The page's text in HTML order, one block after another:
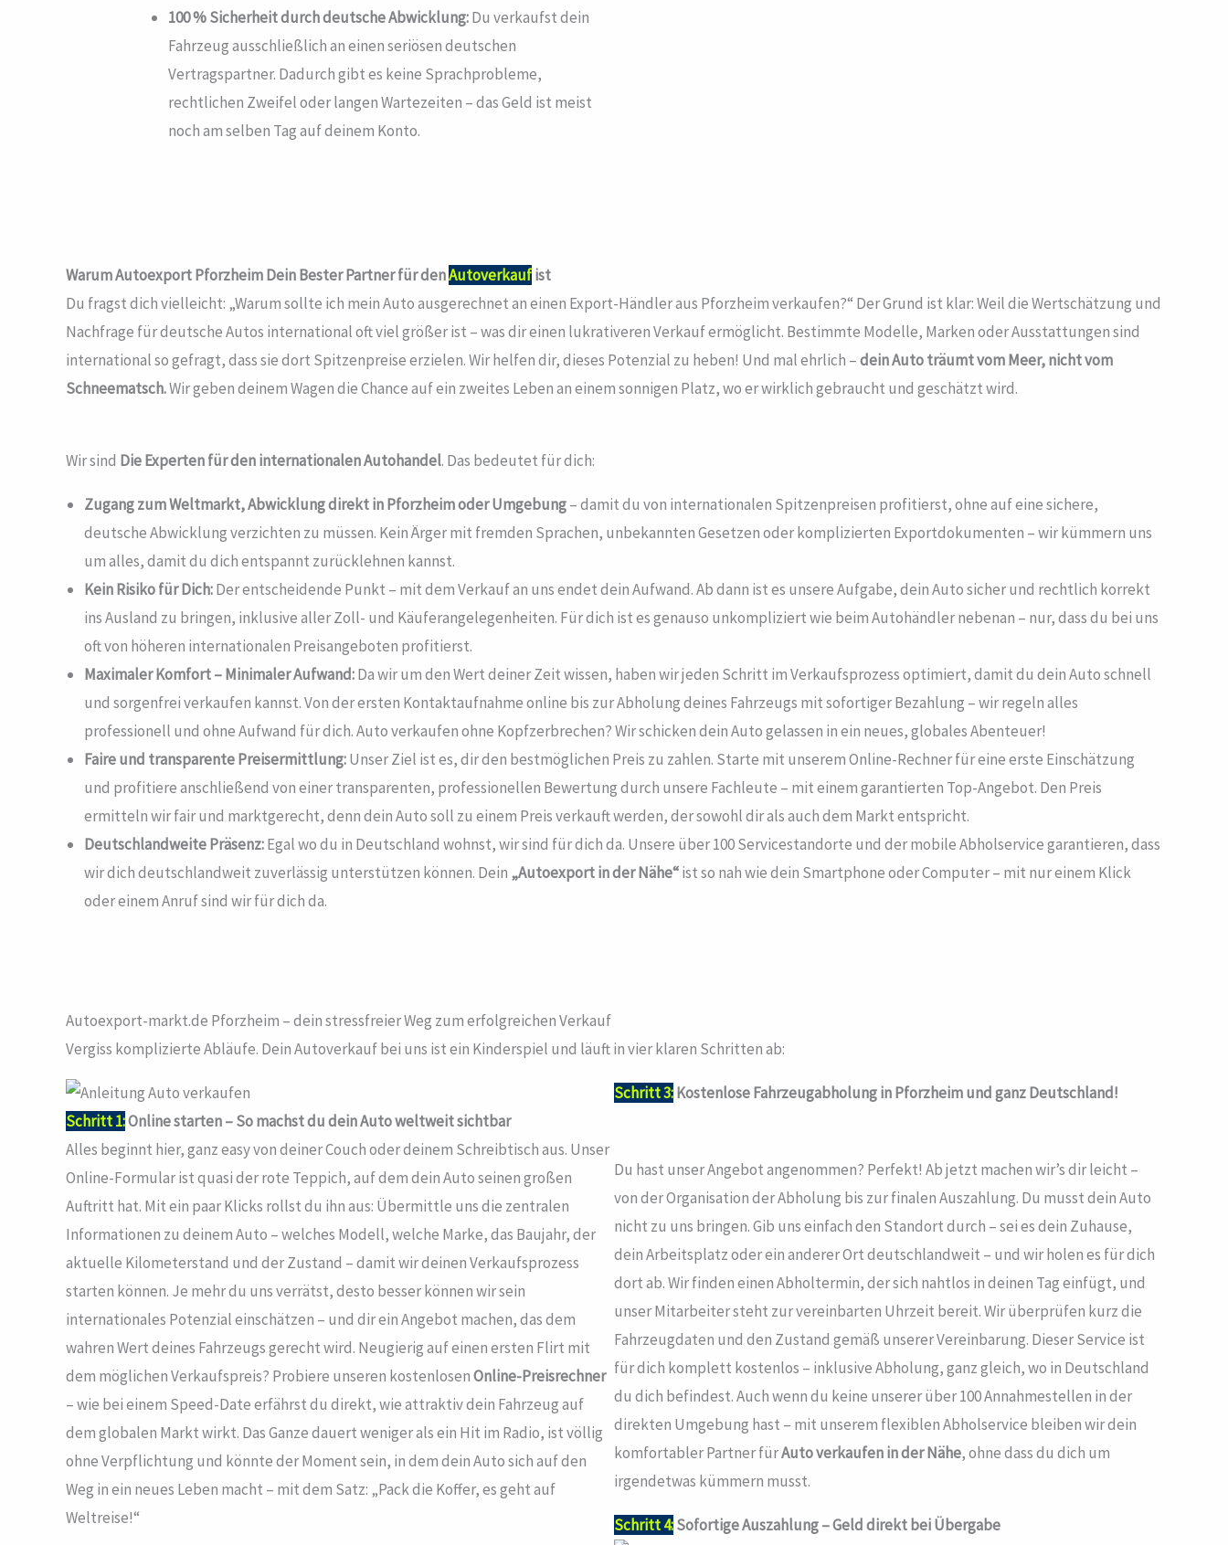
100 % Sicherheit durch deutsche Abwicklung:Du verkaufst dein
Fahrzeug ausschließlich an einen seriösen deutschen
Vertragspartner. Dadurch gibt es keine Sprachprobleme,
rechtlichen Zweifel oder langen Wartezeiten – das Geld ist meist
noch am selben Tag auf deinem Konto.
Warum Autoexport PforzheimDein Bester Partner für denAutoverkaufist
Du fragst dich vielleicht: „Warum sollte ich mein Auto ausgerechnet an einen Export-Händler aus Pforzheim verkaufen?“ Der Grund ist klar: Weil die Wertschätzung und
Nachfrage für deutsche Autos international oft viel größer ist – was dir einen lukrativeren Verkauf ermöglicht. Bestimmte Modelle, Marken oder Ausstattungen sind
international so gefragt, dass sie dort Spitzenpreise erzielen. Wir helfen dir, dieses Potenzial zu heben! Und mal ehrlich –dein Auto träumt vom Meer, nicht vom
Schneematsch.Wir geben deinem Wagen die Chance auf ein zweites Leben an einem sonnigen Platz, wo er wirklich gebraucht und geschätzt wird.
Wir sind Die Experten für den internationalen Autohandel. Das bedeutet für dich:
Zugang zum Weltmarkt, Abwicklung direkt in Pforzheimoder Umgebung– damit du von internationalen Spitzenpreisen profitierst, ohne auf eine sichere,
deutsche Abwicklung verzichten zu müssen. Kein Ärger mit fremden Sprachen, unbekannten Gesetzen oder komplizierten Exportdokumenten – wir kümmern uns
um alles, damit du dich entspannt zurücklehnen kannst.
Kein Risiko für Dich:Der entscheidende Punkt – mit dem Verkauf an uns endet dein Aufwand. Ab dann ist es unsere Aufgabe, dein Auto sicher und rechtlich korrekt
ins Ausland zu bringen, inklusive aller Zoll- und Käuferangelegenheiten. Für dich ist es genauso unkompliziert wie beim Autohändler nebenan – nur, dass du bei uns
oft von höheren internationalen Preisangeboten profitierst.
Maximaler Komfort – Minimaler Aufwand:Da wir um den Wert deiner Zeit wissen, haben wir jeden Schritt im Verkaufsprozess optimiert, damit du dein Auto schnell
und sorgenfrei verkaufen kannst. Von der ersten Kontaktaufnahme online bis zur Abholung deines Fahrzeugs mit sofortiger Bezahlung – wir regeln alles
professionell und ohne Aufwand für dich. Auto verkaufen ohne Kopfzerbrechen? Wir schicken dein Auto gelassen in ein neues, globales Abenteuer!
Faire und transparente Preisermittlung:Unser Ziel ist es, dir den bestmöglichen Preis zu zahlen. Starte mit unserem Online-Rechner für eine erste Einschätzung
und profitiere anschließend von einer transparenten, professionellen Bewertung durch unsere Fachleute – mit einem garantierten Top-Angebot. Den Preis
ermitteln wir fair und marktgerecht, denn dein Auto soll zu einem Preis verkauft werden, der sowohl dir als auch dem Markt entspricht.
Deutschlandweite Präsenz:Egal wo du in Deutschland wohnst, wir sind für dich da. Unsere über 100 Servicestandorte und der mobile Abholservice garantieren, dass
wir dich deutschlandweit zuverlässig unterstützen können. Dein „Autoexport in der Nähe“ist so nah wie dein Smartphone oder Computer – mit nur einem Klick
oder einem Anruf sind wir für dich da.
Autoexport-markt.de Pforzheim – dein stressfreier Weg zum erfolgreichen Verkauf
Vergiss komplizierte Abläufe. Dein Autoverkauf bei uns ist ein Kinderspiel und läuft in vier klaren Schritten ab:
Schritt 1:Online starten – So machst du dein Auto weltweit sichtbar
Alles beginnt hier, ganz easy von deiner Couch oder deinem Schreibtisch aus. Unser
Online-Formular ist quasi der rote Teppich, auf dem dein Auto seinen großen
Auftritt hat. Mit ein paar Klicks rollst du ihn aus: Übermittle uns die zentralen
Informationen zu deinem Auto – welches Modell, welche Marke, das Baujahr, der
aktuelle Kilometerstand und der Zustand – damit wir deinen Verkaufsprozess
starten können. Je mehr du uns verrätst, desto besser können wir sein
internationales Potenzial einschätzen – und dir ein Angebot machen, das dem
wahren Wert deines Fahrzeugs gerecht wird. Neugierig auf einen ersten Flirt mit
dem möglichen Verkaufspreis? Probiere unseren kostenlosenOnline-Preisrechner
– wie bei einem Speed-Date erfährst du direkt, wie attraktiv dein Fahrzeug auf
dem globalen Markt wirkt. Das Ganze dauert weniger als ein Hit im Radio, ist völlig
ohne Verpflichtung und könnte der Moment sein, in dem dein Auto sich auf den
Weg in ein neues Leben macht – mit dem Satz: „Pack die Koffer, es geht auf
Weltreise!“
Schritt 3:Kostenlose Fahrzeugabholung in Pforzheim und ganz Deutschland!
Du hast unser Angebot angenommen? Perfekt! Ab jetzt machen wir’s dir leicht –
von der Organisation der Abholung bis zur finalen Auszahlung. Du musst dein Auto
nicht zu uns bringen. Gib uns einfach den Standort durch – sei es dein Zuhause,
dein Arbeitsplatz oder ein anderer Ort deutschlandweit – und wir holen es für dich
dort ab. Wir finden einen Abholtermin, der sich nahtlos in deinen Tag einfügt, und
unser Mitarbeiter steht zur vereinbarten Uhrzeit bereit. Wir überprüfen kurz die
Fahrzeugdaten und den Zustand gemäß unserer Vereinbarung. Dieser Service ist
für dich komplett kostenlos – inklusive Abholung, ganz gleich, wo in Deutschland
du dich befindest. Auch wenn du keine unserer über 100 Annahmestellen in der
direkten Umgebung hast – mit unserem flexiblen Abholservice bleiben wir dein
komfortabler Partner fürAuto verkaufen in der Nähe, ohne dass du dich um
irgendetwas kümmern musst.
Schritt 4:Sofortige Auszahlung – Geld direkt bei Übergabe